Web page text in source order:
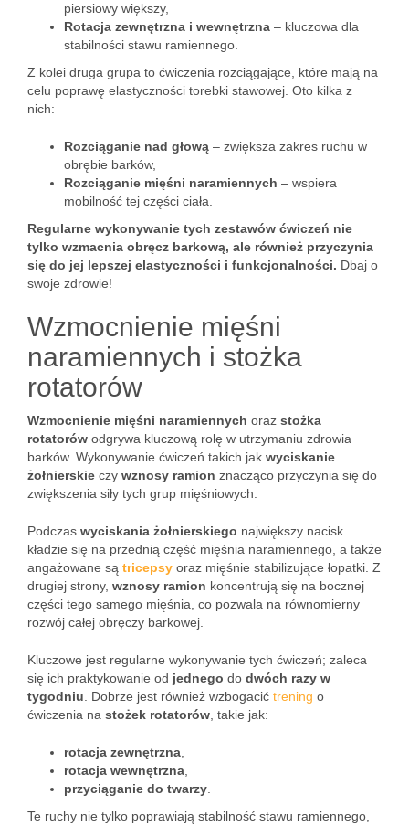
piersiowy większy,
Rotacja zewnętrzna i wewnętrzna – kluczowa dla
stabilności stawu ramiennego.
Z kolei druga grupa to ćwiczenia rozciągające, które mają na
celu poprawę elastyczności torebki stawowej. Oto kilka z
nich:
Rozciąganie nad głową – zwiększa zakres ruchu w
obrębie barków,
Rozciąganie mięśni naramiennych – wspiera
mobilność tej części ciała.
Regularne wykonywanie tych zestawów ćwiczeń nie
tylko wzmacnia obręcz barkową, ale również przyczynia
się do jej lepszej elastyczności i funkcjonalności. Dbaj o
swoje zdrowie!
Wzmocnienie mięśni
naramiennych i stożka
rotatorów
Wzmocnienie mięśni naramiennych oraz stożka
rotatorów odgrywa kluczową rolę w utrzymaniu zdrowia
barków. Wykonywanie ćwiczeń takich jak wyciskanie
żołnierskie czy wznosy ramion znacząco przyczynia się do
zwiększenia siły tych grup mięśniowych.
Podczas wyciskania żołnierskiego największy nacisk
kładzie się na przednią część mięśnia naramiennego, a także
angażowane są tricepsy oraz mięśnie stabilizujące łopatki. Z
drugiej strony, wznosy ramion koncentrują się na bocznej
części tego samego mięśnia, co pozwala na równomierny
rozwój całej obręczy barkowej.
Kluczowe jest regularne wykonywanie tych ćwiczeń; zaleca
się ich praktykowanie od jednego do dwóch razy w
tygodniu . Dobrze jest również wzbogacić trening o
ćwiczenia na stożek rotatorów , takie jak:
rotacja zewnętrzna
rotacja wewnętrzna
przyciąganie do twarzy
Te ruchy nie tylko poprawiają stabilność stawu ramiennego,